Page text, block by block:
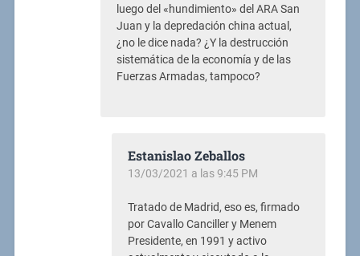
luego del «hundimiento» del ARA San
Juan y la depredación china actual,
¿no le dice nada? ¿Y la destrucción
sistemática de la economía y de las
Fuerzas Armadas, tampoco?
Estanislao Zeballos
13/03/2021 a las 9:45 PM
Tratado de Madrid, eso es, firmado
por Cavallo Canciller y Menem
Presidente, en 1991 y activo